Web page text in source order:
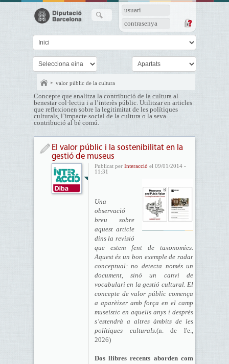
usuari
contrasenya
valor públic de la cultura
Concepte que analitza la contribució de la cultura al
benestar col·lectiu i a l’interès públic. Utilitzar en articles
que reflexionen sobre la legitimitat de les polítiques
culturals, l’impacte social de la cultura o la seva
contribució al bé comú.
El valor públic i la sostenibilitat en la
gestió de museus
Publicat per Interacció el 09/01/2014 -
11:31
Una
observació
breu sobre
aquest article
dins la revisió
que estem fent de taxonomies.
Aquest és un bon exemple de radar
conceptual: no detecta només un
document, sinó un canvi de
vocabulari en la gestió cultural. El
concepte de valor públic comença
a aparèixer amb força en el camp
museístic en aquells anys i després
s’estendrà a altres àmbits de les
polítiques culturals.(n. de l'e.,
2026)
Dos llibres recents aborden com